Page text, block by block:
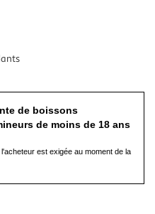
de boissons
de moins de 18 ans
est exigée au moment de la